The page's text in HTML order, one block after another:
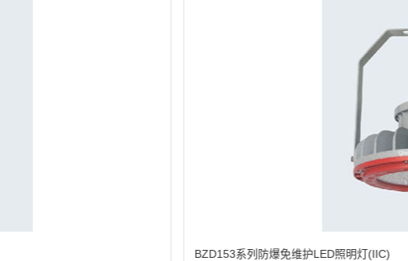
BZD180-103系列防爆免维护LED照明灯(IIC)